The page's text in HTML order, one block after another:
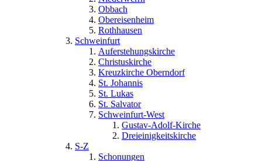
Obbach
Obereisenheim
Rothhausen
Schweinfurt
Auferstehungskirche
Christuskirche
Kreuzkirche Oberndorf
St. Johannis
St. Lukas
St. Salvator
Schweinfurt-West
Gustav-Adolf-Kirche
Dreieinigkeitskirche
S-Z
Schonungen